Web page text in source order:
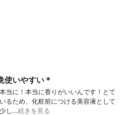
使いやすい＊
当に！本当に香りがいいんです！とて
るため、化粧前につける美容液として
し…続きを見る